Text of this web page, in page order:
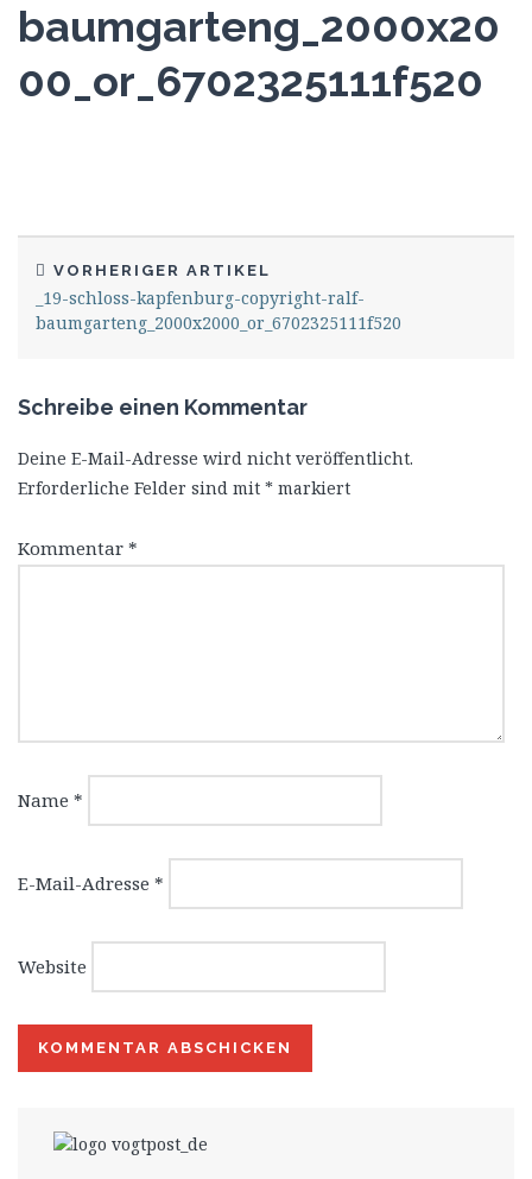
baumgarteng_2000x20
00_or_6702325111f520
VORHERIGER ARTIKEL
_19-schloss-kapfenburg-copyright-ralf-
baumgarteng_2000x2000_or_6702325111f520
Schreibe einen Kommentar
Deine E-Mail-Adresse wird nicht veröffentlicht.
Erforderliche Felder sind mit * markiert
Kommentar *
Name *
E-Mail-Adresse *
Website